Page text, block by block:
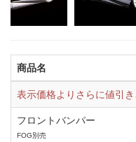
商品名
表示価格よりさらに値引き
フロントバンパー
FOG別売